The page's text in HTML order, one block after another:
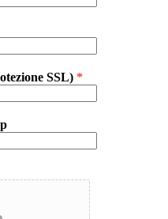
SSL) *